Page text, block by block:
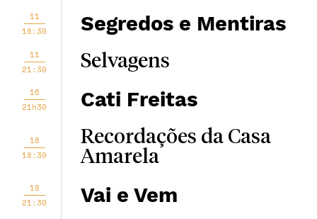
11
18:30
Segredos e Mentiras
11
21:30
Selvagens
16
21h30
Cati Freitas
18
18:30
Recordações da Casa
Amarela
18
21:30
Vai e Vem